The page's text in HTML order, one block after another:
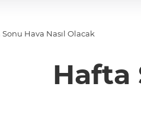
Sonu Hava Nasıl Olacak
Hafta